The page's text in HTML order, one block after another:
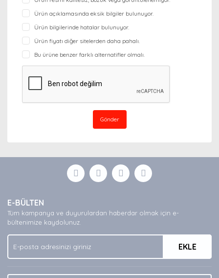
Ürün açıklamasında eksik bilgiler bulunuyor.
Ürün bilgilerinde hatalar bulunuyor.
Ürün fiyatı diğer sitelerden daha pahalı.
Bu ürüne benzer farklı alternatifler olmalı.
Gönder
E-BÜLTEN
Tüm kampanya ve duyurulardan haberdar olmak için e-
bültenimize kaydolunuz.
EKLE